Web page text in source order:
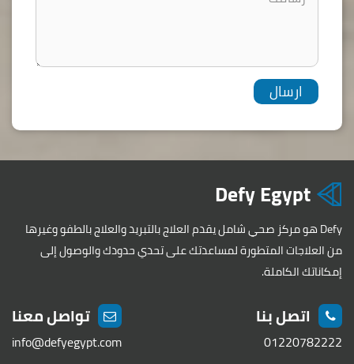
Defy Egypt
Defy هو مركز صحي شامل يقدم العلاج بالتبريد والعلاج بالطفو وغيرها
من العلاجات المتطورة لمساعدتك على تحدي حدودك والوصول إلى
إمكاناتك الكاملة.
اتصل بنا
01220782222
تواصل معنا
info@defyegypt.com